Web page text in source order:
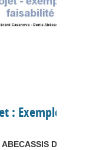
: Exemple d'études
Denis